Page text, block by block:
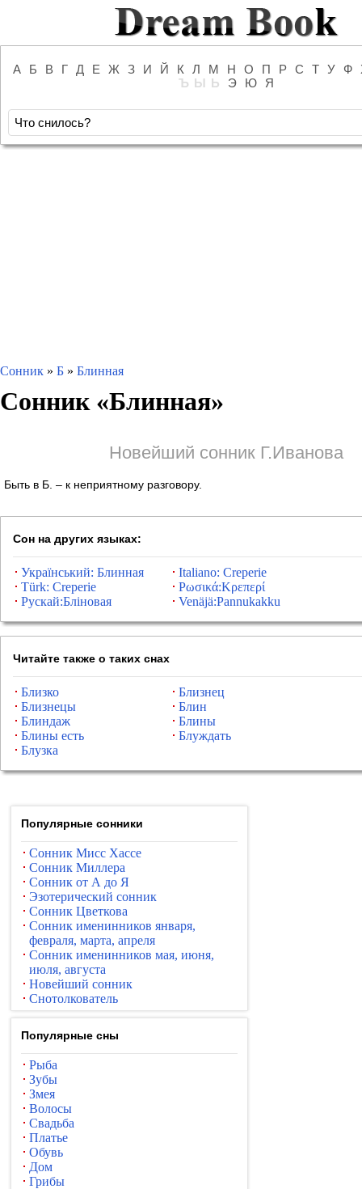
А Б В Г Д Е Ж З И Й К Л М Н О П Р С Т У Ф
Ъ Ы Ь Э Ю Я
Сонник » Б » Блинная
Сонник «Блинная»
Новейший сонник Г.Иванова
Быть в Б. – к неприятному разговору.
Сон на других языках:
Український: Блинная
Italiano: Creperie
Türk: Creperie
Ρωσικά:Κρεπερί
Рускай:Бліновая
Venäjä:Pannukakku
Читайте также о таких снах
Близко
Близнец
Близнецы
Блин
Блиндаж
Блины
Блины есть
Блуждать
Блузка
Популярные сонники
Сонник Мисс Хассе
Сонник Миллера
Сонник от А до Я
Эзотерический сонник
Сонник Цветкова
Сонник именинников января,
февраля, марта, апреля
Сонник именинников мая, июня,
июля, августа
Новейший сонник
Снотолкователь
Популярные сны
Рыба
Зубы
Змея
Волосы
Свадьба
Платье
Обувь
Дом
Грибы